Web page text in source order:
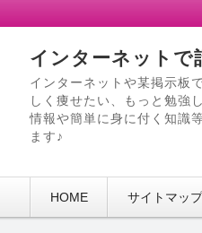
インターネットで
インターネットや某掲示板
しく痩せたい、もっと勉強
情報や簡単に身に付く知識
ます♪
HOME サイトマッ